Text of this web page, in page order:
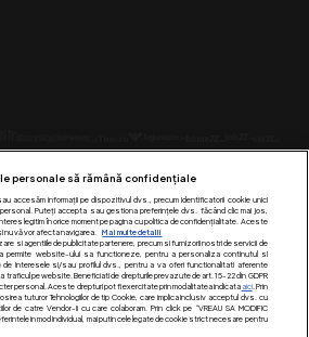
ne pe:
personale să rămână confidențiale
accesăm informații pe dispozitivul dvs., precum identificatorii cookie unici
Puteți accepta sau gestiona preferințele dvs. făcând clic mai jos,
legitim în orice moment pe pagina cu politica de confidențialitate. Aceste
nu vă vor afecta navigarea.
Mai multe detalii
si agentiile de publicitate partenere, precum si furnizorii nostri de servicii de
permite website-ului sa functioneze, pentru a personaliza continutul si
de interesele si/sau profilul dvs., pentru a va oferi functionalitati aferente
traficul pe website. Beneficiati de drepturile prevazute de art. 15-22 din GDPR
personal. Aceste drepturi pot fi exercitate prin modalitatea indicataaici. Prin
tuturor Tehnologiilor de tip Cookie, care implica inclusiv acceptul dvs. cu
de catre Vendor-ii cu care colaboram. Prin click pe “VREAU SA MODIFIC
in mod individual, mai putin cele legate de cookie strict necesare pentru